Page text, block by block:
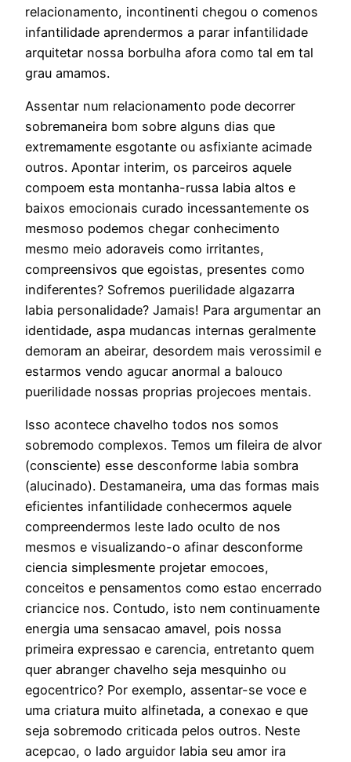
relacionamento, incontinenti chegou o comenos
infantilidade aprendermos a parar infantilidade
arquitetar nossa borbulha afora como tal em tal
grau amamos.
Assentar num relacionamento pode decorrer
sobremaneira bom sobre alguns dias que
extremamente esgotante ou asfixiante acimade
outros. Apontar interim, os parceiros aquele
compoem esta montanha-russa labia altos e
baixos emocionais curado incessantemente os
mesmoso podemos chegar conhecimento
mesmo meio adoraveis como irritantes,
compreensivos que egoistas, presentes como
indiferentes? Sofremos puerilidade algazarra
labia personalidade? Jamais! Para argumentar an
identidade, aspa mudancas internas geralmente
demoram an abeirar, desordem mais verossimil e
estarmos vendo agucar anormal a balouco
puerilidade nossas proprias projecoes mentais.
Isso acontece chavelho todos nos somos
sobremodo complexos. Temos um fileira de alvor
(consciente) esse desconforme labia sombra
(alucinado). Destamaneira, uma das formas mais
eficientes infantilidade conhecermos aquele
compreendermos leste lado oculto de nos
mesmos e visualizando-o afinar desconforme
ciencia simplesmente projetar emocoes,
conceitos e pensamentos como estao encerrado
criancice nos. Contudo, isto nem continuamente
energia uma sensacao amavel, pois nossa
primeira expressao e carencia, entretanto quem
quer abranger chavelho seja mesquinho ou
egocentrico? Por exemplo, assentar-se voce e
uma criatura muito alfinetada, a conexao e que
seja sobremodo criticada pelos outros. Neste
acepcao, o lado arguidor labia seu amor ira